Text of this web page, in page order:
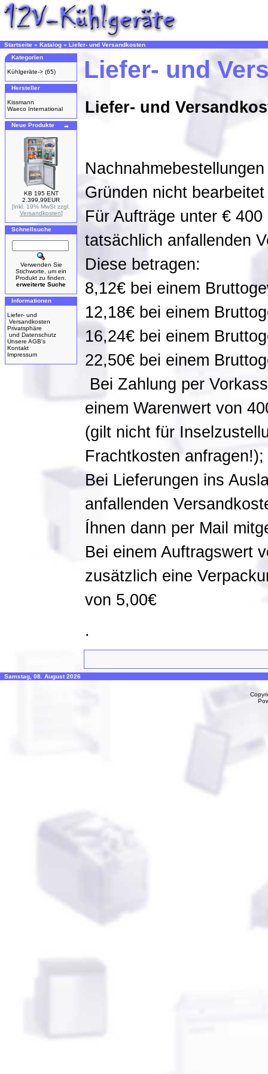
Startseite » Katalog » Liefer- und Versandkosten
Kategorien
Kühlgeräte-> (65)
Hersteller
Kissmann
Waeco International
Neue Produkte
KB 195 ENT
2.399,99EUR
[inkl. 19% MwSt zzgl.
Versandkosten]
Schnellsuche
Verwenden Sie
Stichworte, um ein
Produkt zu finden.
erweiterte Suche
Informationen
Liefer- und
Versandkosten
Privatsphäre
und Datenschutz
Unsere AGB's
Kontakt
Impressum
Liefer- und
Liefer- und
Gründen nicht
Für Aufträge unter €
tatsächlich anfallenden
Diese betragen:
8,12€ bei einem
12,18€ bei einem
16,24€ bei einem
22,50€ bei einem
Bei Zahlung per
einem Warenwert von
(gilt nicht für
Frachtkosten
Bei Lieferungen ins
anfallenden
Íhnen dann per Mail
Bei einem Auftragswert
zusätzlich eine
von 5,00€
.
Samstag, 08. August 2026